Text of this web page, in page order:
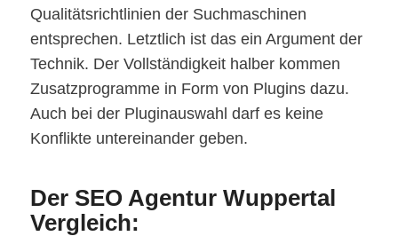
Qualitätsrichtlinien der Suchmaschinen
entsprechen. Letztlich ist das ein Argument der
Technik. Der Vollständigkeit halber kommen
Zusatzprogramme in Form von Plugins dazu.
Auch bei der Pluginauswahl darf es keine
Konflikte untereinander geben.
Der SEO Agentur Wuppertal
Vergleich: